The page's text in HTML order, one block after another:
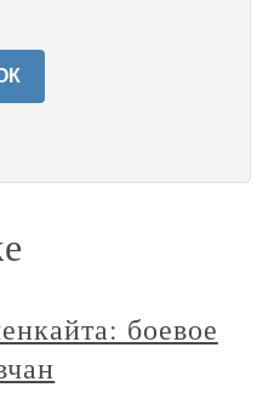
боевое